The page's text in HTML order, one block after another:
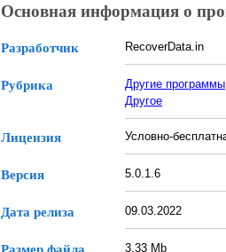
Основная информация о
Разработчик RecoverData.in
Рубрика
Другие программы
Другое
Лицензия Условно-
Версия 5.0.1.6
Дата релиза 09.03.2022
Размер файла 3.33 Mb